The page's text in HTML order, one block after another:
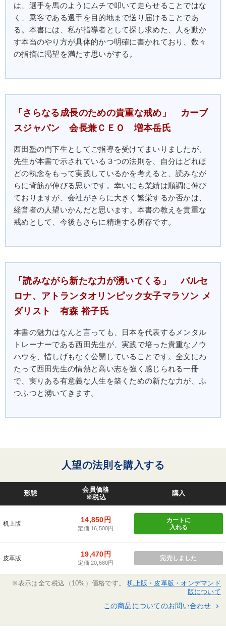
は、選手を馬のようにムチで叩いて走らせることではな
く、乗客である選手を目的地まで送り届けることであ
る。本書には、私が指導者として探し求めた、人を動か
す本当のやり方が具体的かつ明確に書かれており、数々
の指摘に渇望を満たす思いがする。
「さらなる成長のための貴重な戒め」 カーブ
スジャパン 会長兼ＣＥＯ 増本岳氏
西田塾の門下生としてご指導を受けてまいりましたが、
先生が本書で示されている３つの法則を、自分はどれほ
どの執念をもって実践しているかを考えると、読みなが
らに背筋が伸びる思いです。幸いにも業績は順調に伸び
ておりますが、会社がさらに大きく繁栄するか否かは、
経営者の人望いかんだと思います。本書の教えを貴重な
戒めとして、今後もさらに精進する所存です。
「読みながら新たな力が湧いてくる」 バルセ
ロナ、アトランタオリンピック女子マラソン メ
ダリスト 有森 裕子氏
本書の魅力はなんと言っても、日本を代表するメンタル
トレーナーである西田先生が、実践で培った貴重なノウ
ハウを、惜しげもなく公開していることです。全文にわ
たって西田先生の情熱と高い志を強く感じられる一冊
で、実りある有意義な人生を築くための新たな力が、ふ
つふつと湧いてきます。
人望の法則を購入する
形態
会員価格
※税込
購入
机上版 14,850円
定価 16,500円
カートに
入れる
皮革版 19,470円
定価 20,680円
完売しました
※表示は全て税込（10%）価格です。机上版・皮革版・オンデマンド
版について
この商品についてのお問い合わせ keyboard_arrow_right